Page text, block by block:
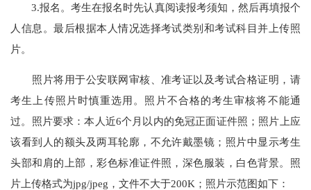
3.报名。考生在报名时先认真阅读报考须知，然后再填报个
人信息。最后根据本人情况选择考试类别和考试科目并上传照
片。
照片将用于公安联网审核、准考证以及考试合格证明，请
考生上传照片时慎重选用。照片不合格的考生审核将不能通
过。照片要求：本人近6个月以内的免冠正面证件照；照片上应
该看到人的额头及两耳轮廓，不允许戴墨镜；照片中显示考生
头部和肩的上部，彩色标准证件照，深色服装，白色背景。照
片上传格式为jpg/jpeg，文件不大于200K；照片示范图如下：